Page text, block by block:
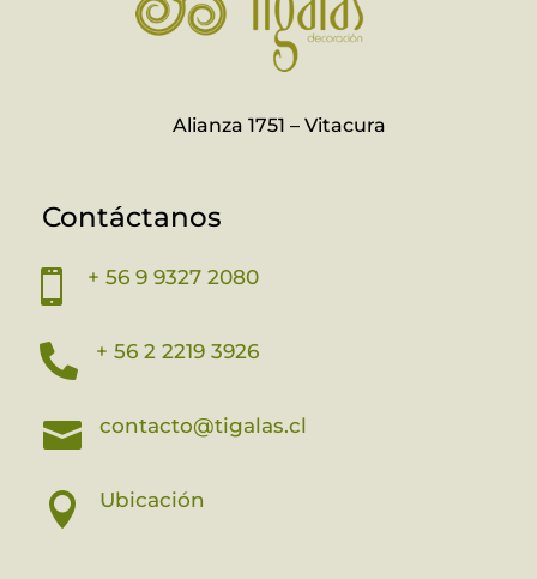
Alianza 1751 – Vitacura
Contáctanos
 + 56 9 9327 2080
 + 56 2 2219 3926
 contacto@tigalas.cl
 Ubicación